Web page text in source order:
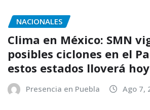
NACIONALES
Clima en México: SMN
posibles ciclones en el
estos estados lloverá hoy
Presencia en Puebla Ago 7,